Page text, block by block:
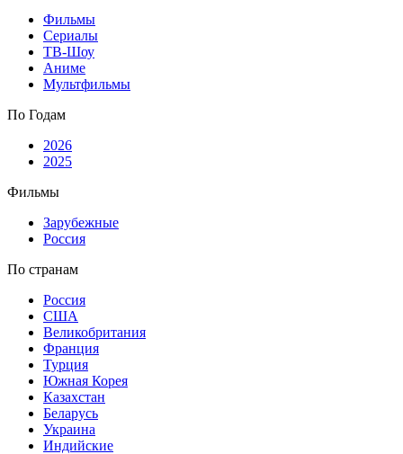
Фильмы
Сериалы
ТВ-Шоу
Аниме
Мультфильмы
По Годам
2026
2025
Фильмы
Зарубежные
Россия
По странам
Россия
США
Великобритания
Франция
Турция
Южная Корея
Казахстан
Беларусь
Украина
Индийские